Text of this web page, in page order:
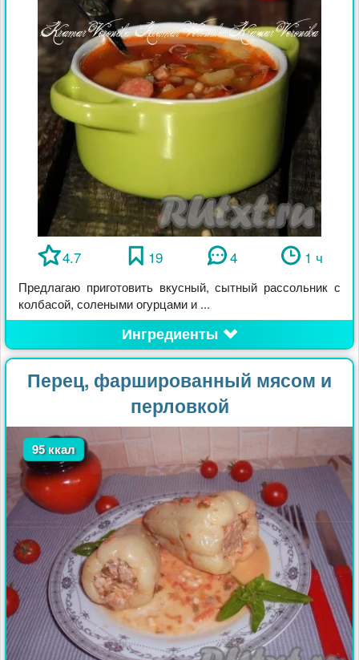
4.7 19 4 1 ч
Предлагаю приготовить вкусный, сытный рассольник с
колбасой, солеными огурцами и ...
Ингредиенты
Перец, фаршированный мясом и
перловкой
95 ккал